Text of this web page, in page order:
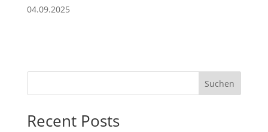
04.09.2025
Suchen
Recent Posts